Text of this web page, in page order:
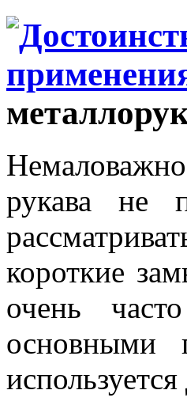
рукава не
короткие
очень
основными